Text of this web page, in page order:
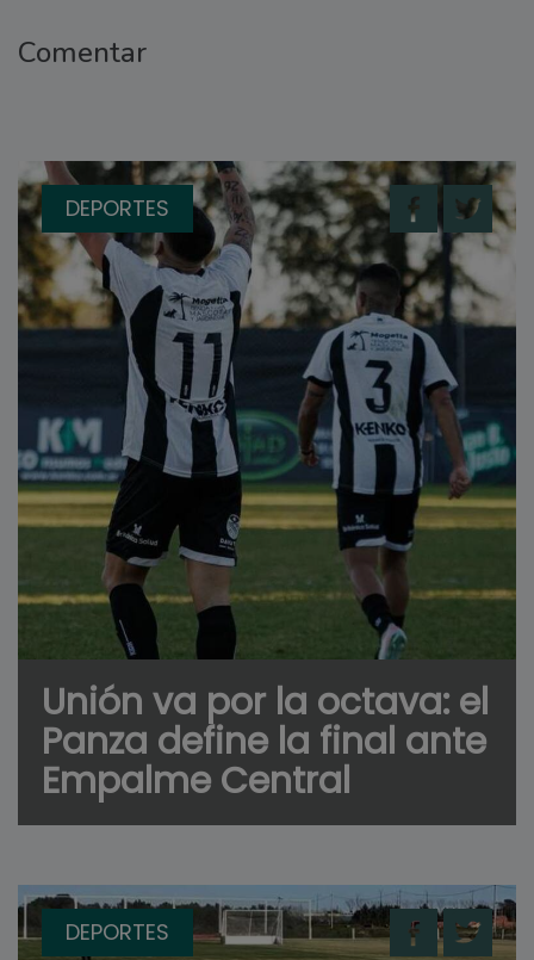
Comentar
DEPORTES
Unión va por la octava: el
Panza define la final ante
Empalme Central
DEPORTES